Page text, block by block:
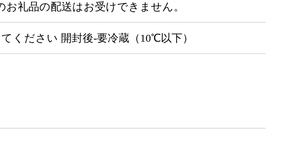
礼品の配送はお受けできません。
ください 開封後-要冷蔵（10℃以下）